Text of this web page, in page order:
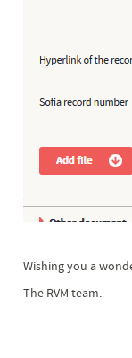
Wishing you a
The RVM team.